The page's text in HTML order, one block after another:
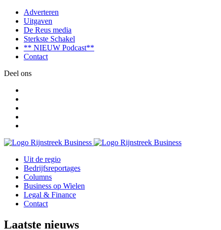
Adverteren
Uitgaven
De Reus media
Sterkste Schakel
** NIEUW Podcast**
Contact
Deel ons
Uit de regio
Bedrijfsreportages
Columns
Business op Wielen
Legal & Finance
Contact
Laatste nieuws